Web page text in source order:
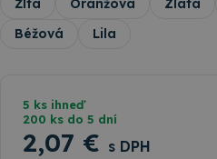
Žltá
Oranžová Zlatá
Béžová
Lila
5 ks ihneď
200 ks do 5 dní
2,07 € s DPH